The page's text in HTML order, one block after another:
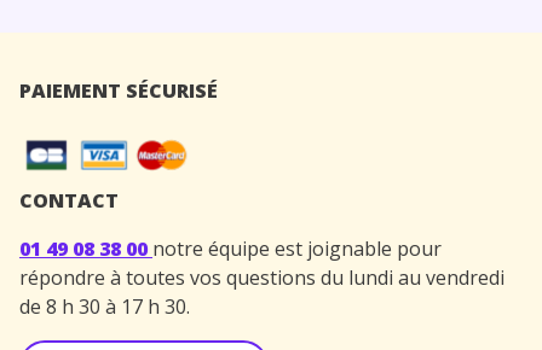
PAIEMENT SÉCURISÉ
CONTACT
01 49 08 38 00 notre équipe est joignable pour
répondre à toutes vos questions du lundi au vendredi
de 8 h 30 à 17 h 30.